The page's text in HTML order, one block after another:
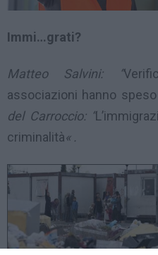
Immi…grati?
Matteo Salvini: “
associazioni hanno
del Carroccio: “
criminalità« .